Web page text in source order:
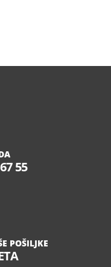
55
POŠILJKE